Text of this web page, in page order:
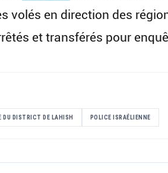
volés en direction des
et transférés pour
DU DISTRICT DE LAHISH POLICE ISRAÉLIENNE